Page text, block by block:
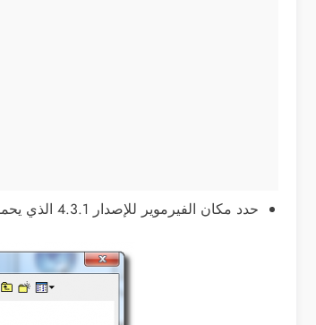
حدد مكان الفيرموير للإصدار 4.3.1 الذي يحمل الامتداد ipsw ثم اضغط زر Open